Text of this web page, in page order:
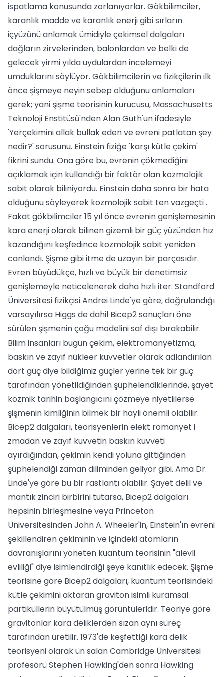
ispatlama konusunda zorlanıyorlar. Gökbilimciler,
karanlık madde ve karanlık enerji gibi sırların
içyüzünü anlamak ümidiyle çekimsel dalgaları
dağların zirvelerinden, balonlardan ve belki de
gelecek yirmi yılda uydulardan incelemeyi
umduklarını söylüyor. Gökbilimcilerin ve fizikçilerin ilk
önce şişmeye neyin sebep olduğunu anlamaları
gerek; yani şişme teorisinin kurucusu, Massachusetts
Teknoloji Enstitüsü'nden Alan Guth'un ifadesiyle
'Yerçekimini allak bullak eden ve evreni patlatan şey
nedir?' sorusunu. Einstein fiziğe 'karşı kütle çekim'
fikrini sundu. Ona göre bu, evrenin çökmediğini
açıklamak için kullandığı bir faktör olan kozmolojik
sabit olarak biliniyordu. Einstein daha sonra bir hata
olduğunu söyleyerek kozmolojik sabit ten vazgeçti .
Fakat gökbilimciler 15 yıl önce evrenin genişlemesinin
kara enerji olarak bilinen gizemli bir güç yüzünden hız
kazandığını keşfedince kozmolojik sabit yeniden
canlandı. Şişme gibi itme de uzayın bir parçasıdır.
Evren büyüdükçe, hızlı ve büyük bir denetimsiz
genişlemeyle neticelenerek daha hızlı iter. Standford
Üniversitesi fizikçisi Andrei Linde'ye göre, doğrulandığı
varsayılırsa Higgs de dahil Bicep2 sonuçları öne
sürülen şişmenin çoğu modelini saf dışı bırakabilir.
Bilim insanları bugün çekim, elektromanyetizma,
baskın ve zayıf nükleer kuvvetler olarak adlandırılan
dört güç diye bildiğimiz güçler yerine tek bir güç
tarafından yönetildiğinden şüphelendiklerinde, şayet
kozmik tarihin başlangıcını çözmeye niyetlilerse
şişmenin kimliğinin bilmek bir hayli önemli olabilir.
Bicep2 dalgaları, teorisyenlerin elekt romanyet i
zmadan ve zayıf kuvvetin baskın kuvveti
ayırdığından, çekimin kendi yoluna gittiğinden
şüphelendiği zaman diliminden geliyor gibi. Ama Dr.
Linde'ye göre bu bir rastlantı olabilir. Şayet delil ve
mantık zinciri birbirini tutarsa, Bicep2 dalgaları
hepsinin birleşmesine veya Princeton
Üniversitesinden John A. Wheeler'in, Einstein'ın evreni
şekillendiren çekiminin ve içindeki atomların
davranışlarını yöneten kuantum teorisinin "alevli
evliliği" diye isimlendirdiği şeye kanıtlık edecek. Şişme
teorisine göre Bicep2 dalgaları, kuantum teorisindeki
kütle çekimini aktaran graviton isimli kuramsal
partiküllerin büyütülmüş görüntüleridir. Teoriye göre
gravitonlar kara deliklerden sızan aynı süreç
tarafından üretilir. 1973'de keşfettiği kara delik
teorisyeni olarak ün salan Cambridge Üniversitesi
profesörü Stephen Hawking'den sonra Hawking